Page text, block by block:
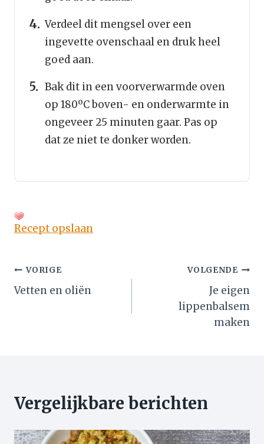
Verdeel dit mengsel over een
ingevette ovenschaal en druk heel
goed aan.
Bak dit in een voorverwarmde oven
op 180ºC boven- en onderwarmte in
ongeveer 25 minuten gaar. Pas op
dat ze niet te donker worden.
Recept opslaan
Bericht
navigatie
VORIGE
Vetten en oliën
VOLGENDE
Je eigen
lippenbalsem
maken
Vergelijkbare berichten